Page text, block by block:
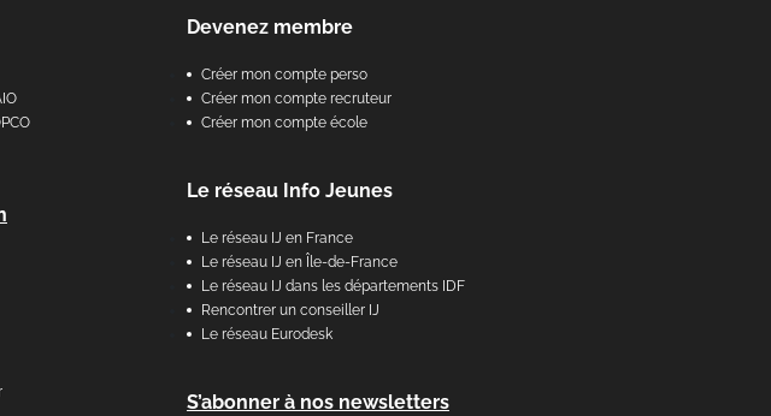
Devenez membre
Créer mon compte perso
Créer mon compte recruteur
Créer mon compte école
Le réseau Info Jeunes
Le réseau IJ en France
Le réseau IJ en Île-de-France
Le réseau IJ dans les départements IDF
Rencontrer un conseiller IJ
Le réseau Eurodesk
S’abonner à nos newsletters